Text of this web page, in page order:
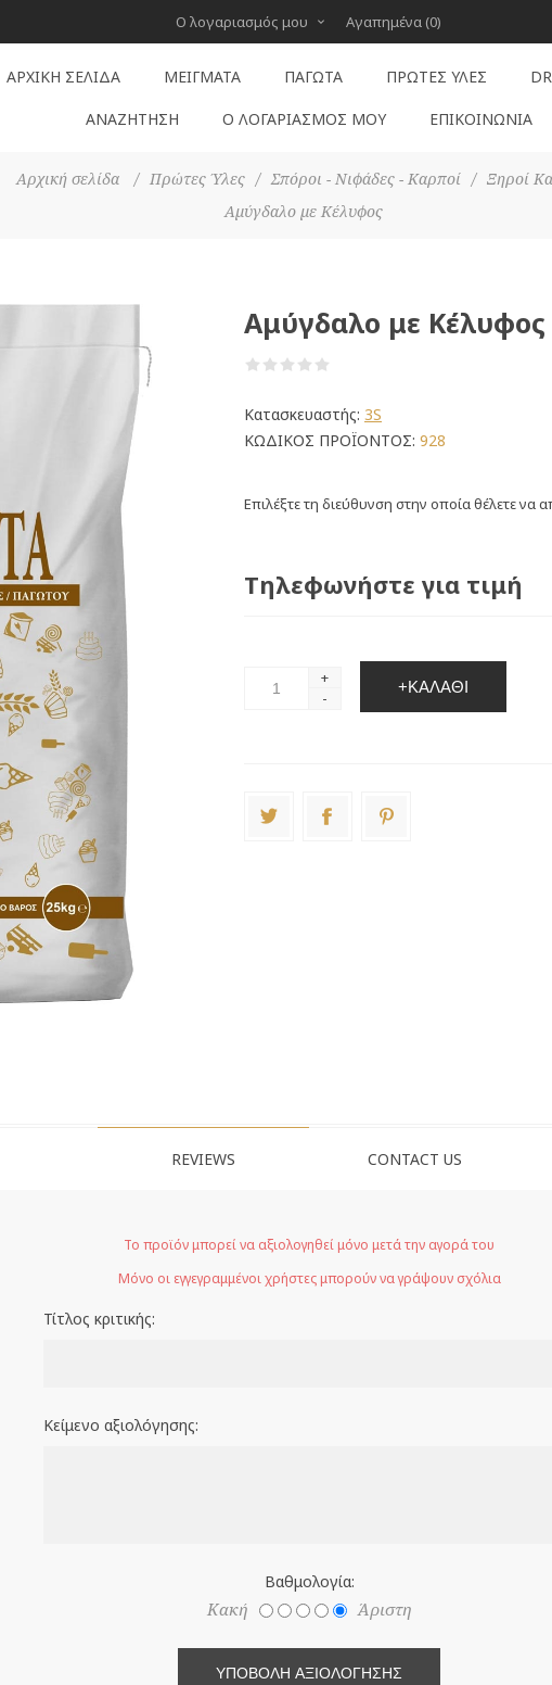
Ο λογαριασμός μου Αγαπημένα (0)
ΑΡΧΙΚΉ ΣΕΛΊΔΑ ΜΕΊΓΜΑΤΑ ΠΑΓΩΤΆ ΠΡΏΤΕΣ ΎΛΕΣ
ΑΝΑΖΉΤΗΣΗ Ο ΛΟΓΑΡΙΑΣΜΌΣ ΜΟΥ ΕΠΙΚΟΙΝΩΝΊΑ
Αρχική σελίδα / Πρώτες Ύλες / Σπόροι - Νιφάδες - Καρποί /
Ξηροί
Αμύγδαλο με Κέλυφος
Αμύγδαλο με Κέλυφος
Κατασκευαστής: 3S
ΚΩΔΙΚΟΣ ΠΡΟΪΟΝΤΟΣ: 928
Επιλέξτε τη διεύθυνση στην οποία θέλετε να
Τηλεφωνήστε για τιμή
+
-
+ΚΑΛΆΘΙ
REVIEWS CONTACT US
Το προϊόν μπορεί να αξιολογηθεί μόνο μετά την αγορά του
Μόνο οι εγγεγραμμένοι χρήστες μπορούν να γράψουν σχόλια
Τίτλος κριτικής:
Κείμενο αξιολόγησης:
Βαθμολογία:
Κακή Άριστη
ΥΠΟΒΟΛΉ ΑΞΙΟΛΌΓΗΣΗΣ